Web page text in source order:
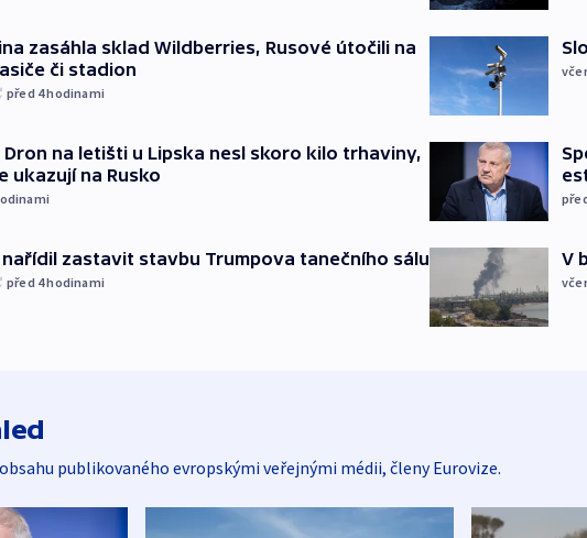
zasáhla sklad Wildberries, Rusové útočili na
či stadion
před 4hodinami
Dron na letišti u Lipska nesl skoro kilo trhaviny,
ukazují na Rusko
nařídil zastavit stavbu Trumpova tanečního sálu
před 4hodinami
V
publikovaného evropskými veřejnými médii, členy Eurovize.